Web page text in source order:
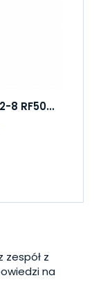
8 RF50...
z
na